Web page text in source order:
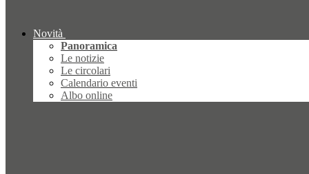
Novità
Panoramica
Le notizie
Le circolari
Calendario eventi
Albo online